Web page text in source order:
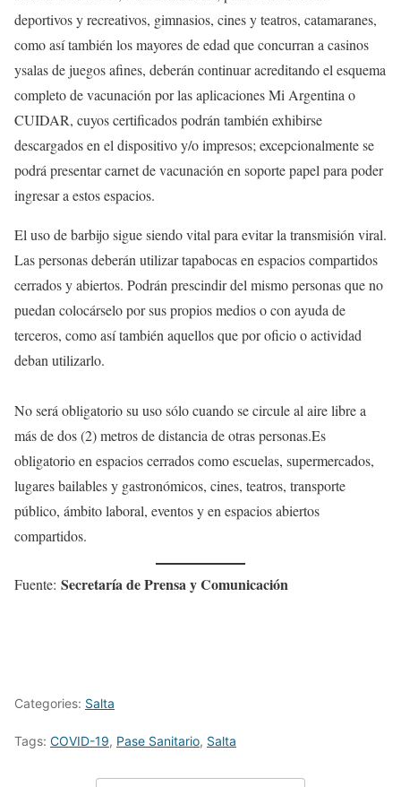
deportivos y recreativos, gimnasios, cines y teatros, catamaranes,
como así también los mayores de edad que concurran a casinos
ysalas de juegos afines, deberán continuar acreditando el esquema
completo de vacunación por las aplicaciones Mi Argentina o
CUIDAR, cuyos certificados podrán también exhibirse
descargados en el dispositivo y/o impresos; excepcionalmente se
podrá presentar carnet de vacunación en soporte papel para poder
ingresar a estos espacios.
El uso de barbijo sigue siendo vital para evitar la transmisión viral.
Las personas deberán utilizar tapabocas en espacios compartidos
cerrados y abiertos. Podrán prescindir del mismo personas que no
puedan colocárselo por sus propios medios o con ayuda de
terceros, como así también aquellos que por oficio o actividad
deban utilizarlo.
No será obligatorio su uso sólo cuando se circule al aire libre a
más de dos (2) metros de distancia de otras personas.Es
obligatorio en espacios cerrados como escuelas, supermercados,
lugares bailables y gastronómicos, cines, teatros, transporte
público, ámbito laboral, eventos y en espacios abiertos
compartidos.
Fuente: Secretaría de Prensa y Comunicación
Categories: Salta
Tags: COVID-19, Pase Sanitario, Salta